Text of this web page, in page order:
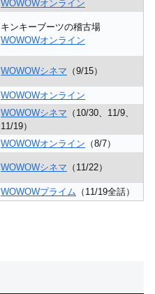
WOWOWオンライン
キンキーブーツの稽古場
WOWOWオンライン
WOWOWシネマ （9/15）
WOWOWオンライン
WOWOWシネマ （10/30、11/9、
11/19）
WOWOWオンライン （8/7）
WOWOWシネマ （11/22）
WOWOWプライム （11/19全話）